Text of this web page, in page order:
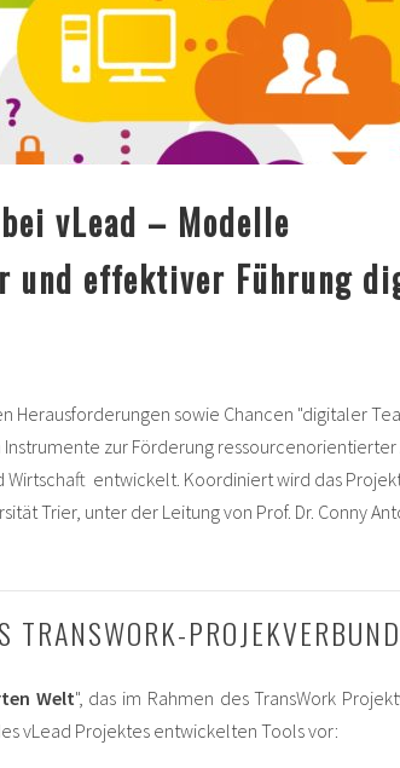
vLead – Modelle
und effektiver Führung
Herausforderungen sowie Chancen "digitaler
zur Förderung
Wirtschaft entwickelt. Koordiniert wird das
Trier, unter der Leitung von Prof. Dr. Conny
TRANSWORK-
Welt", das im Rahmen des TransWork
vLead Projektes entwickelten Tools vor: